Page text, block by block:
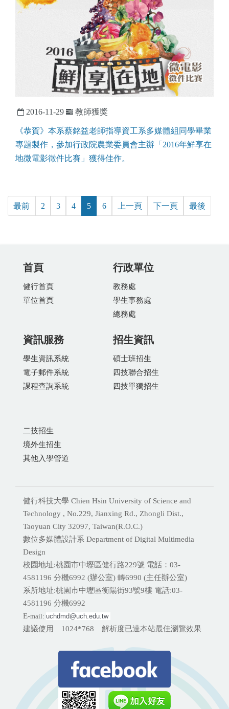
2016-11-29 教師獲獎
《恭賀》本系蔡銘益老師指導資工系多媒體組同學畢業
專題製作，參加行政院農業委員會主辦「2016年鮮享在
地微電影徵件比賽」獲得佳作。
最前 2 3 4 5 6 上一頁 下一頁 最後
首頁
健行首頁
單位首頁
行政單位
教務處
學生事務處
總務處
資訊服務
學生資訊系統
電子郵件系統
課程查詢系統
招生資訊
碩士班招生
四技聯合招生
四技單獨招生
二技招生
境外生招生
其他入學管道
健行科技大學 Chien Hsin University of Science and
Technology , No.229, Jianxing Rd., Zhongli Dist.,
Taoyuan City 32097, Taiwan(R.O.C.)
數位多媒體設計系 Department of Digital Multimedia
Design
校園地址:桃園市中壢區健行路229號 電話：03-
4581196 分機6992 (辦公室) 轉6990 (主任辦公室)
系所地址:桃園市中壢區衡陽街93號9樓 電話:03-
4581196 分機6992
E-mail: uchdmd@uch.edu.tw
建議使用 1024*768 解析度已達本站最佳瀏覽效果